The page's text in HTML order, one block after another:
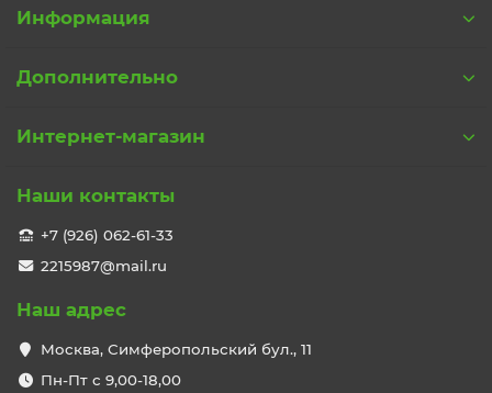
Информация
Дополнительно
Интернет-магазин
Наши контакты
+7 (926) 062-61-33
2215987@mail.ru
Наш адрес
Москва, Симферопольский бул., 11
Пн-Пт с 9,00-18,00